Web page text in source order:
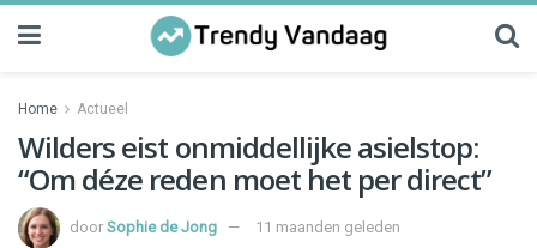
Home Actueel
Wilders eist onmiddellijke asielstop:
“Om déze reden moet het per direct”
door Sophie de Jong 11 maanden geleden